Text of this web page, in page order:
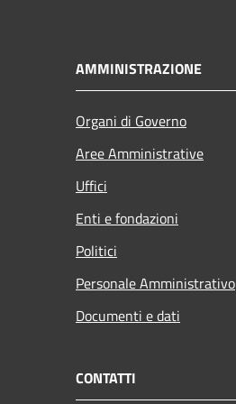
AMMINISTRAZIONE
Organi di Governo
Aree Amministrative
Uffici
Enti e fondazioni
Politici
Personale Amministrativo
Documenti e dati
CONTATTI